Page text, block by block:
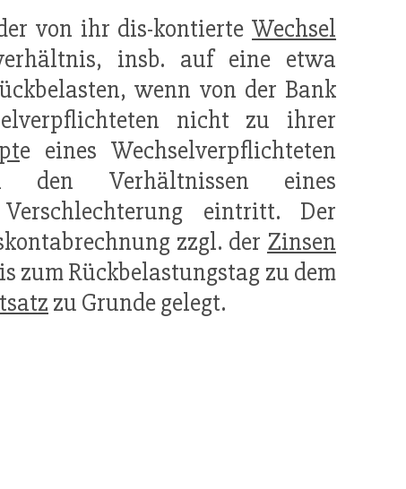
von ihr dis-kontierteWechsel
insb. auf eine etwa
wenn von der Bank
nicht zu ihrer
e eines Wechselverpflichteten
Verhältnissen eines
eintritt. Der
zzgl. der Zinsen
zum Rückbelastungstag zu dem
zu Grunde gelegt.